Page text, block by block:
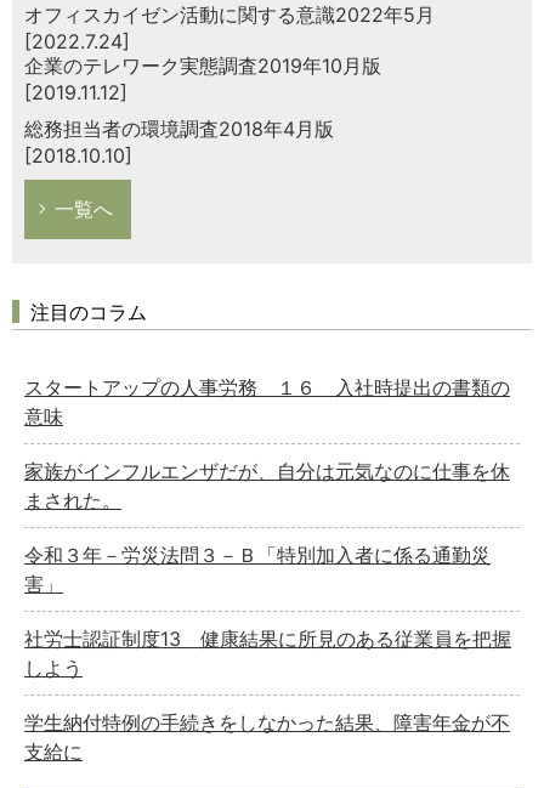
オフィスカイゼン活動に関する意識2022年5月
[2022.7.24]
企業のテレワーク実態調査2019年10月版
[2019.11.12]
総務担当者の環境調査2018年4月版
[2018.10.10]
一覧へ
注目のコラム
スタートアップの人事労務 １６ 入社時提出の書類の
意味
家族がインフルエンザだが、自分は元気なのに仕事を休
まされた。
令和３年－労災法問３－Ｂ「特別加入者に係る通勤災
害」
社労士認証制度13 健康結果に所見のある従業員を把握
しよう
学生納付特例の手続きをしなかった結果、障害年金が不
支給に